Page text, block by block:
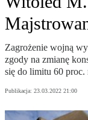
Zagrożenie wojną
zgody na zmianę
się do limitu 60 proc.
Publikacja: 23.03.2022 21:00